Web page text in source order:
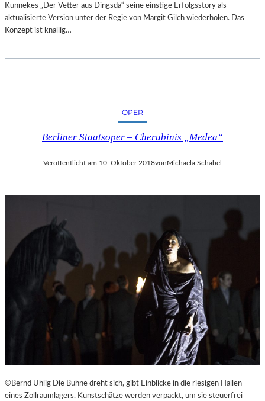
Künnekes „Der Vetter aus Dingsda“ seine einstige Erfolgsstory als
aktualisierte Version unter der Regie von Margit Gilch wiederholen. Das
Konzept ist knallig…
OPER
Berliner Staatsoper – Cherubinis „Medea“
Veröffentlicht am:10. Oktober 2018vonMichaela Schabel
©Bernd Uhlig Die Bühne dreht sich, gibt Einblicke in die riesigen Hallen
eines Zollraumlagers. Kunstschätze werden verpackt, um sie steuerfrei